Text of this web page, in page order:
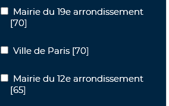
Mairie du 19e arrondissement
Mairie du 19e arrondissement
[70]
Ville de Paris
Ville de Paris [70]
Mairie du 12e arrondissement
Mairie du 12e arrondissement
[65]